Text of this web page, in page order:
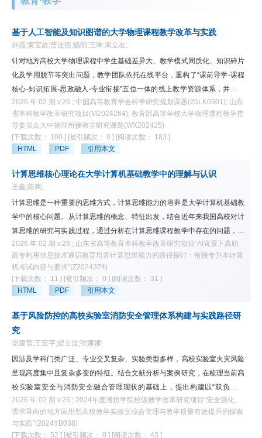
基于人工智能及知识图谱的大学物理课程教学改革与实践
刘霞;黄宝歆;曹连振;杨阳;王琳;周立友;
针对地方高校大学物理课程中学生基础差异大、教学模式同质化、知识碎片
化及学用脱节等突出问题，教学团队依托在线平台，重构了“课前导学-课程
核心-知识拓展-思政融入-专业衔接”五位一体的线上教学资源体系，并遵循
知识关联性与认知规律构建了大学物理知识图谱。通过融合人工智能与知识
图谱技术，实施个性化学习路径推荐与精准化学情诊断，实现了“师-生-
机”深度协同的混合式教学。实践表明，该模式有效提升了学生的学习效
果，为地方高校基础课程的智慧化教学提供了可借鉴的实践范式。
2026 年 02 期 v.26 ; 中国高等教育学会科学研究规划课题(25LK0301); 山东
省本科教学改革研究项目(M2024264); 教育部高等学校大学物理课程教学指
导委员会大中物理衔接教学研究课题(WX202425)
[下载次数： 100 ] [被引频次： 0 ] [阅读次数： 183 ]
HTML
PDF 引用本文
计算思维核心理论在大学计算机基础教学中的理解与认识
王鑫;陈爽;
计算思维是一种重要的思维方式，计算思维能力的培养是大学计算机基础教
学中的核心问题。从计算思维的概念、特征出发，结合近年来我国高校对计
算思维的研究与实践过程，通过分析在计算思维课程教学中存在的问题，对
计算思维基本理论的核心内容进行了探索分析，构建了一个以计算本质和二
进制为支柱，以抽象和自动化为基础的计算思维核心内容的组成结构。旨在
为大学计算机基础教学提供新的思路与参考。
2026 年 02 期 v.26 ; 山东省高等教育本科教学改革研究项目“AI背景下高职
高专利用信息技术通识教育培养计算思维能力的路径探讨：衔接专升本计算
机考试内容与要求”(Z2024374)
[下载次数： 11 ] [被引频次： 0 ] [阅读次数： 31 ]
HTML
PDF 引用本文
基于风险防控的高校实验室消防安全管理体系构建与实践路径研
究
梁建蕾;王宏宇;翟立波;张娜娜;
因涉及学科门类广泛、专业交叉复杂、实验类型多样，高校实验室火灾风险
呈现高度集中且复杂多变的特征。结合文献分析与案例研究，在梳理当前高
校实验室安全与消防安全融合管理现状的基础上，提出构建以“双负责人
制”责任体系、“风险分级+动态管控”策略、“准入-培训-考核”全链条教
育、“智慧消防+实验安全”技术融合为核心的四维实施路径，并建立“组织协
同+制度标准”双重保障机制，形成系统化的融合管理模型。该模型有助于推
2026 年 02 期 v.26 ; 2024年度潍坊学院校级教学改革研究项目“安全强化、
需求导向的地方应用型高校教学实验室综合管理与教学质量有效提升的探索
与实践”(2024YB038)
[下载次数： 52 ] [被引频次： 0 ] [阅读次数： 43 ]